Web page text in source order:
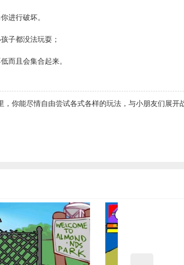
进行破坏。
子都没法玩耍；
而且会集合起来。
，你能尽情自由尝试各式各样的玩法，与小朋友们展开